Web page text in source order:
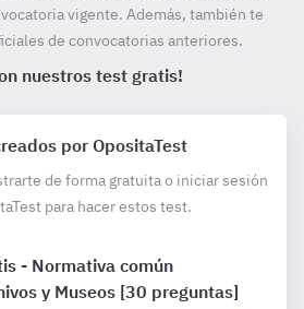
vigente. Además, también te
de convocatorias anteriores.
nuestros test gratis!
por OpositaTest
de forma gratuita o iniciar sesión
para hacer estos test.
- Normativa común
y Museos [30 preguntas]